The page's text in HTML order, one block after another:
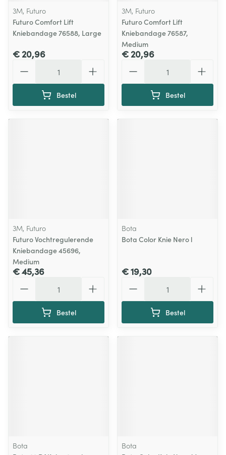
3M, Futuro
Futuro Comfort Lift
Kniebandage 76588, Large
€ 20,96
Bestel
3M, Futuro
Futuro Comfort Lift
Kniebandage 76587,
Medium
€ 20,96
Bestel
3M, Futuro
Futuro Vochtregulerende
Kniebandage 45696,
Medium
€ 45,36
Bestel
Bota
Bota Color Knie Nero l
€ 19,30
Bestel
Bota
Bota